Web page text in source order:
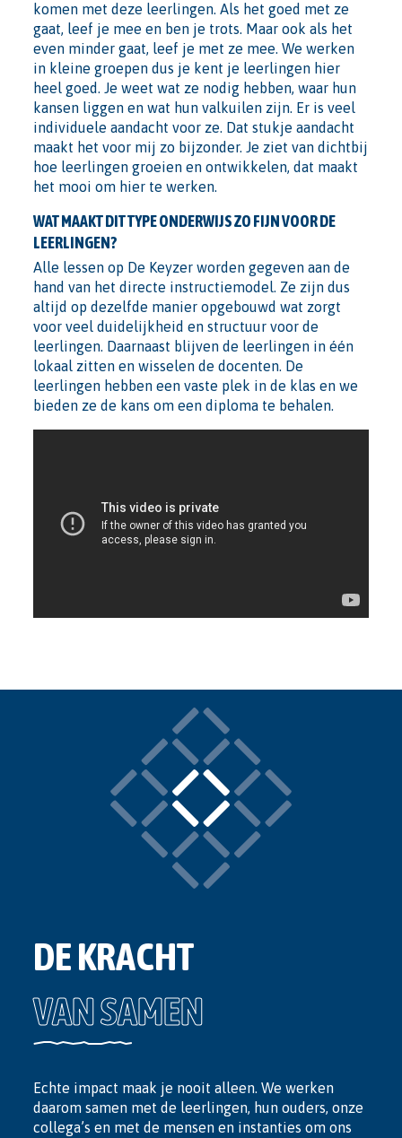
komen met deze leerlingen. Als het goed met ze
gaat, leef je mee en ben je trots. Maar ook als het
even minder gaat, leef je met ze mee. We werken
in kleine groepen dus je kent je leerlingen hier
heel goed. Je weet wat ze nodig hebben, waar hun
kansen liggen en wat hun valkuilen zijn. Er is veel
individuele aandacht voor ze. Dat stukje aandacht
maakt het voor mij zo bijzonder. Je ziet van dichtbij
hoe leerlingen groeien en ontwikkelen, dat maakt
het mooi om hier te werken.
WAT MAAKT DIT TYPE ONDERWIJS ZO FIJN VOOR DE
LEERLINGEN?
Alle lessen op De Keyzer worden gegeven aan de
hand van het directe instructiemodel. Ze zijn dus
altijd op dezelfde manier opgebouwd wat zorgt
voor veel duidelijkheid en structuur voor de
leerlingen. Daarnaast blijven de leerlingen in één
lokaal zitten en wisselen de docenten. De
leerlingen hebben een vaste plek in de klas en we
bieden ze de kans om een diploma te behalen.
DE KRACHT
VAN SAMEN
Echte impact maak je nooit alleen. We werken
daarom samen met de leerlingen, hun ouders, onze
collega’s en met de mensen en instanties om ons